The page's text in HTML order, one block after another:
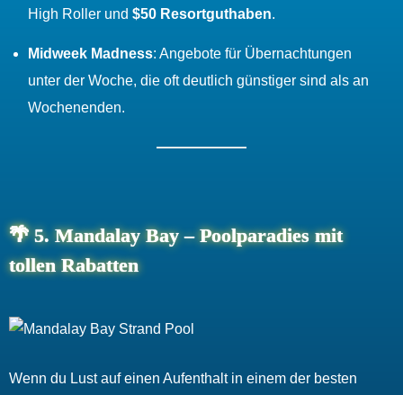
High Roller und $50 Resortguthaben.
Midweek Madness: Angebote für Übernachtungen
unter der Woche, die oft deutlich günstiger sind als an
Wochenenden.
🌴5. Mandalay Bay – Poolparadies mit
tollen Rabatten
Wenn du Lust auf einen Aufenthalt in einem der besten